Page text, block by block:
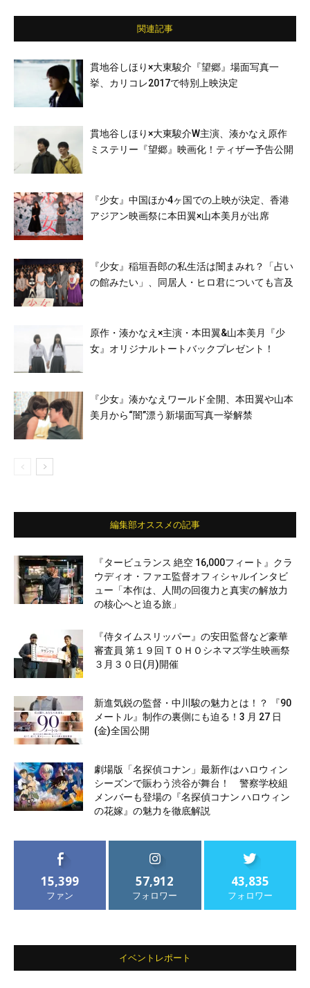
関連記事
貫地谷しほり×大東駿介『望郷』場面写真一
挙、カリコレ2017で特別上映決定
貫地谷しほり×大東駿介W主演、湊かなえ原作
ミステリー『望郷』映画化！ティザー予告公開
『少女』中国ほか4ヶ国での上映が決定、香港
アジアン映画祭に本田翼×山本美月が出席
『少女』稲垣吾郎の私生活は闇まみれ？「占い
の館みたい」、同居人・ヒロ君についても言及
原作・湊かなえ×主演・本田翼&山本美月『少
女』オリジナルトートバックプレゼント！
『少女』湊かなえワールド全開、本田翼や山本
美月から“闇”漂う新場面写真一挙解禁
編集部オススメの記事
『タービュランス 絶空 16,000フィート』クラ
ウディオ・ファエ監督オフィシャルインタビ
ュー「本作は、人間の回復力と真実の解放力
の核心へと迫る旅」
『侍タイムスリッパー』の安田監督など豪華
審査員 第１９回ＴＯＨＯシネマズ学生映画祭
３月３０日(月)開催
新進気鋭の監督・中川駿の魅力とは！？ 『90
メートル』制作の裏側にも迫る！3 月 27 日
(金)全国公開
劇場版「名探偵コナン」最新作はハロウィン
シーズンで賑わう渋谷が舞台！ 警察学校組
メンバーも登場の『名探偵コナン ハロウィン
の花嫁』の魅力を徹底解説
15,399
ファン
57,912
フォロワー
43,835
フォロワー
イベントレポート